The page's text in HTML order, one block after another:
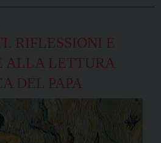
RIFLESSIONI E
ALLA LETTURA
DEL PAPA